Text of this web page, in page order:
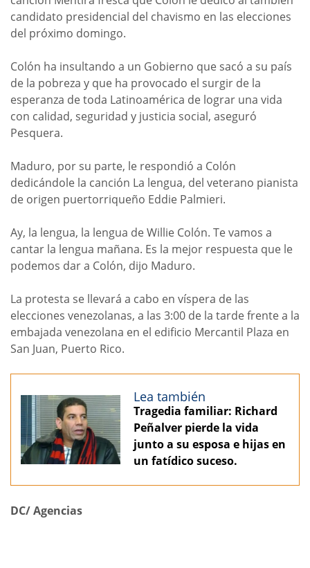
candidato presidencial del chavismo en las elecciones
del próximo domingo.
Colón ha insultando a un Gobierno que sacó a su país
de la pobreza y que ha provocado el surgir de la
esperanza de toda Latinoamérica de lograr una vida
con calidad, seguridad y justicia social, aseguró
Pesquera.
Maduro, por su parte, le respondió a Colón
dedicándole la canción La lengua, del veterano pianista
de origen puertorriqueño Eddie Palmieri.
Ay, la lengua, la lengua de Willie Colón. Te vamos a
cantar la lengua mañana. Es la mejor respuesta que le
podemos dar a Colón, dijo Maduro.
La protesta se llevará a cabo en víspera de las
elecciones venezolanas, a las 3:00 de la tarde frente a la
embajada venezolana en el edificio Mercantil Plaza en
San Juan, Puerto Rico.
Lea también
Tragedia familiar: Richard
Peñalver pierde la vida
junto a su esposa e hijas en
un fatídico suceso.
DC/ Agencias